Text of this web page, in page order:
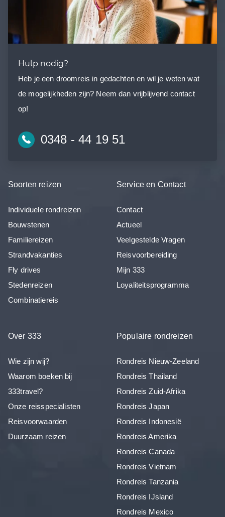
Hulp nodig?
Heb je een droomreis in gedachten en wil je weten wat
de mogelijkheden zijn? Neem dan vrijblijvend contact
op!
0348 - 44 19 51
Soorten reizen
Individuele rondreizen
Bouwstenen
Familiereizen
Strandvakanties
Fly drives
Stedenreizen
Combinatiereis
Service en Contact
Contact
Actueel
Veelgestelde Vragen
Reisvoorbereiding
Mijn 333
Loyaliteitsprogramma
Over 333
Wie zijn wij?
Waarom boeken bij
333travel?
Onze reisspecialisten
Reisvoorwaarden
Duurzaam reizen
Populaire rondreizen
Rondreis Nieuw-Zeeland
Rondreis Thailand
Rondreis Zuid-Afrika
Rondreis Japan
Rondreis Indonesië
Rondreis Amerika
Rondreis Canada
Rondreis Vietnam
Rondreis Tanzania
Rondreis IJsland
Rondreis Mexico